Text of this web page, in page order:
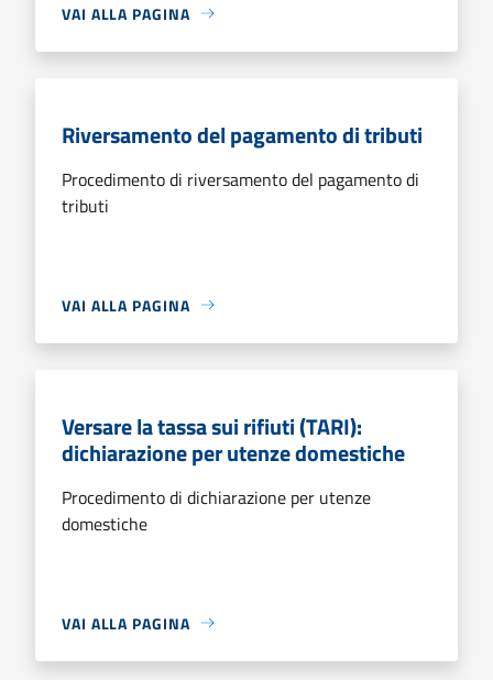
VAI ALLA PAGINA
Riversamento del pagamento di tributi
Procedimento di riversamento del pagamento di
tributi
VAI ALLA PAGINA
Versare la tassa sui rifiuti (TARI):
dichiarazione per utenze domestiche
Procedimento di dichiarazione per utenze
domestiche
VAI ALLA PAGINA